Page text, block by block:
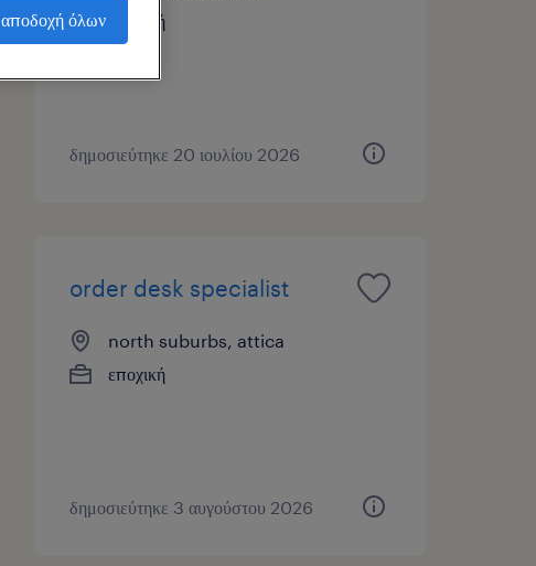
εποχική
δημοσιεύτηκε 20 ιουλίου 2026
order desk specialist
north suburbs, attica
εποχική
δημοσιεύτηκε 3 αυγούστου 2026
αποδοχή όλων